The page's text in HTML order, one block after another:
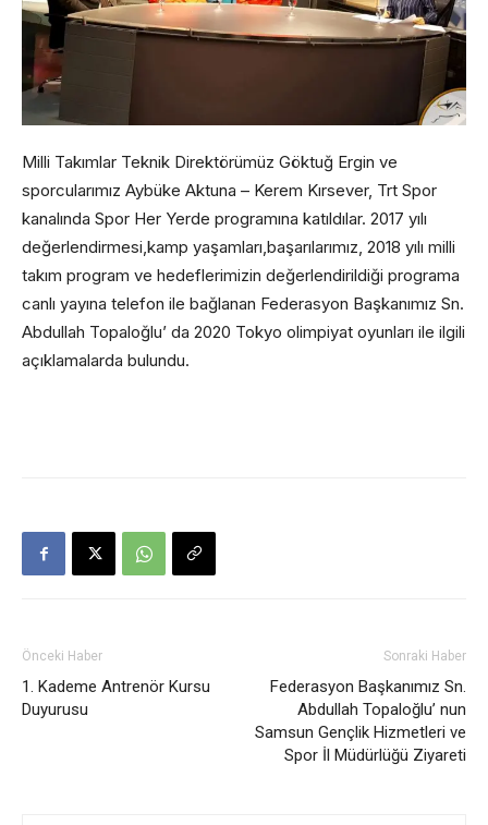
Milli Takımlar Teknik Direktörümüz Göktuğ Ergin ve
sporcularımız Aybüke Aktuna – Kerem Kırsever, Trt Spor
kanalında Spor Her Yerde programına katıldılar. 2017 yılı
değerlendirmesi,kamp yaşamları,başarılarımız, 2018 yılı milli
takım program ve hedeflerimizin değerlendirildiği programa
canlı yayına telefon ile bağlanan Federasyon Başkanımız Sn.
Abdullah Topaloğlu’ da 2020 Tokyo olimpiyat oyunları ile ilgili
açıklamalarda bulundu.
Önceki Haber
1. Kademe Antrenör Kursu
Duyurusu
Sonraki Haber
Federasyon Başkanımız Sn.
Abdullah Topaloğlu’ nun
Samsun Gençlik Hizmetleri ve
Spor İl Müdürlüğü Ziyareti